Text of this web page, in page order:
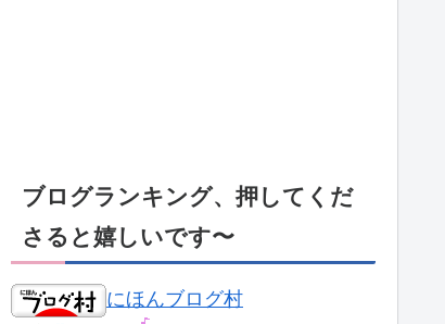
ブログランキング、押してくだ
さると嬉しいです〜
にほんブログ村